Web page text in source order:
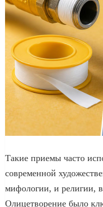
Такие приемы часто
современной
мифологии, и религии,
Олицетворение было